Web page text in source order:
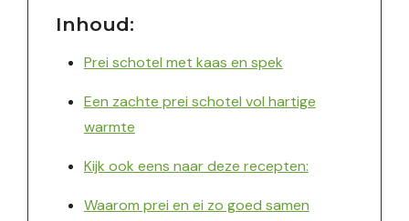
Inhoud:
Prei schotel met kaas en spek
Een zachte prei schotel vol hartige
warmte
Kijk ook eens naar deze recepten:
Waarom prei en ei zo goed samen